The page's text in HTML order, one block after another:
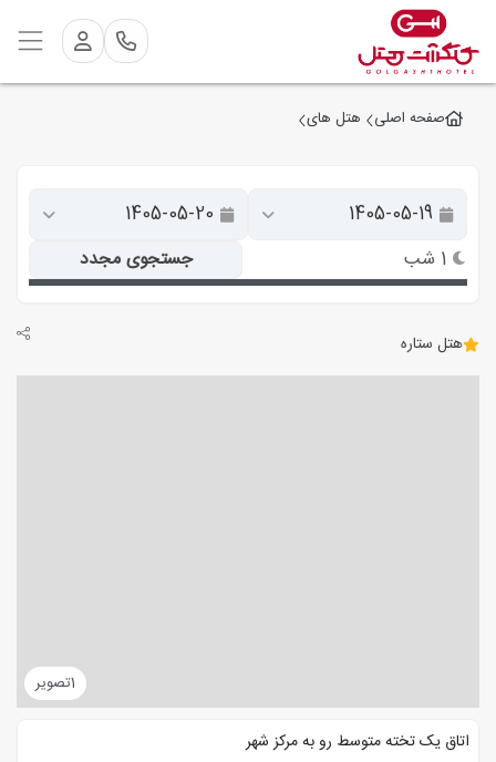
صفحه اصلی هتل های
هتل ستاره
1تصویر
اتاق یک تخته متوسط رو به مرکز شهر
1 شب جستجوی مجدد